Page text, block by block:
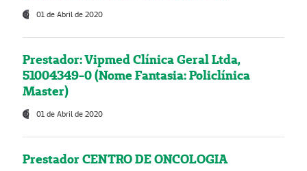
01 de Abril de 2020
Prestador: Vipmed Clínica Geral Ltda,
51004349-0 (Nome Fantasia: Policlínica
Master)
01 de Abril de 2020
Prestador CENTRO DE ONCOLOGIA